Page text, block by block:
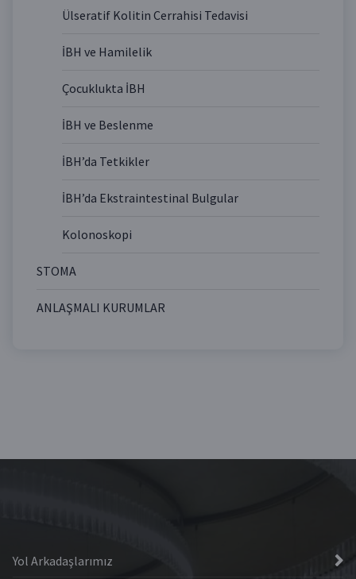
Ülseratif Kolitin Cerrahisi Tedavisi
İBH ve Hamilelik
Çocuklukta İBH
İBH ve Beslenme
İBH’da Tetkikler
İBH’da Ekstraintestinal Bulgular
Kolonoskopi
STOMA
ANLAŞMALI KURUMLAR
Yol Arkadaşlarımız